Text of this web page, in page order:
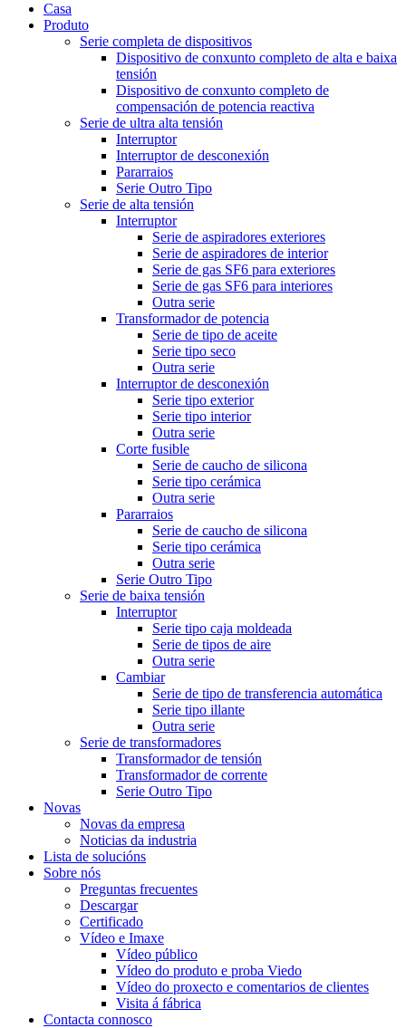
Casa
Produto
Serie completa de dispositivos
Dispositivo de conxunto completo de alta e baixa
tensión
Dispositivo de conxunto completo de
compensación de potencia reactiva
Serie de ultra alta tensión
Interruptor
Interruptor de desconexión
Pararraios
Serie Outro Tipo
Serie de alta tensión
Interruptor
Serie de aspiradores exteriores
Serie de aspiradores de interior
Serie de gas SF6 para exteriores
Serie de gas SF6 para interiores
Outra serie
Transformador de potencia
Serie de tipo de aceite
Serie tipo seco
Outra serie
Interruptor de desconexión
Serie tipo exterior
Serie tipo interior
Outra serie
Corte fusible
Serie de caucho de silicona
Serie tipo cerámica
Outra serie
Pararraios
Serie de caucho de silicona
Serie tipo cerámica
Outra serie
Serie Outro Tipo
Serie de baixa tensión
Interruptor
Serie tipo caja moldeada
Serie de tipos de aire
Outra serie
Cambiar
Serie de tipo de transferencia automática
Serie tipo illante
Outra serie
Serie de transformadores
Transformador de tensión
Transformador de corrente
Serie Outro Tipo
Novas
Novas da empresa
Noticias da industria
Lista de solucións
Sobre nós
Preguntas frecuentes
Descargar
Certificado
Vídeo e Imaxe
Vídeo público
Vídeo do produto e proba Viedo
Vídeo do proxecto e comentarios de clientes
Visita á fábrica
Contacta connosco